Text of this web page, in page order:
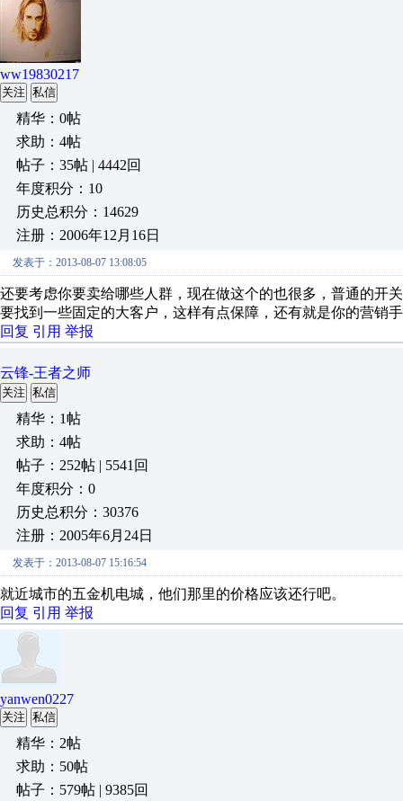
ww19830217
关注 私信
精华：0帖
求助：4帖
帖子：35帖 | 4442回
年度积分：10
历史总积分：14629
注册：2006年12月16日
发表于：2013-08-07 13:08:05
还要考虑你要卖给哪些人群，现在做这个的也很多，普通的开
要找到一些固定的大客户，这样有点保障，还有就是你的营销
回复 引用 举报
云锋-王者之师
关注 私信
精华：1帖
求助：4帖
帖子：252帖 | 5541回
年度积分：0
历史总积分：30376
注册：2005年6月24日
发表于：2013-08-07 15:16:54
就近城市的五金机电城，他们那里的价格应该还行吧。
回复 引用 举报
yanwen0227
关注 私信
精华：2帖
求助：50帖
帖子：579帖 | 9385回